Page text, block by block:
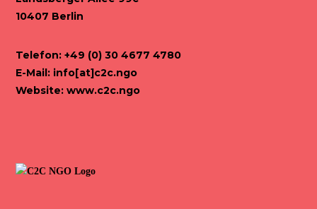
10407 Berlin
Telefon: +49 (0) 30 4677 4780
E-Mail: info[at]c2c.ngo
Website:www.c2c.ngo